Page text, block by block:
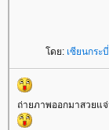
ดย: เซียนกระ
ถ่ายภาพออกมาสวยแ